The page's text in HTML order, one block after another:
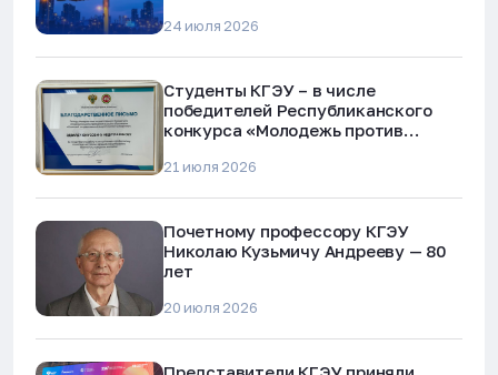
24 июля 2026
Студенты КГЭУ – в числе
победителей Республиканского
конкурса «Молодежь против
мошенничества»
21 июля 2026
Почетному профессору КГЭУ
Николаю Кузьмичу Андрееву — 80
лет
20 июля 2026